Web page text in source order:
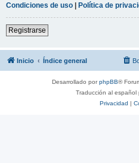
Condiciones de uso | Política de
Registrarse
Inicio Índice general
Desarrollado porphpBB®
Traducción al español
Privacidad |